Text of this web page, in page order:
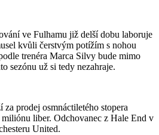
ve Fulhamu již delší dobu laboruje
kvůli čerstvým potížím s nohou
trenéra Marca Silvy bude mimo
sezónu už si tedy nezahraje.
za prodej osmnáctiletého stopera
liber. Odchovanec z Hale End v
United.